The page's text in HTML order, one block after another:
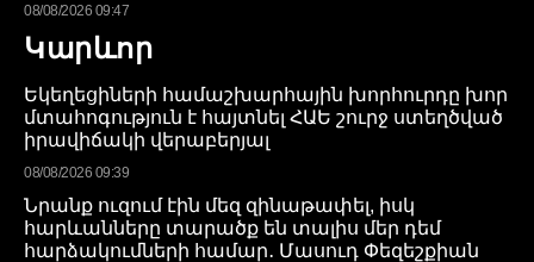
08/08/2026 09:47
Կարևոր
Եկեղեցիների համաշխարհային խորհուրդը խոր
մտահոգություն է հայտնել ՀԱԵ շուրջ ստեղծված
իրավիճակի վերաբերյալ
08/08/2026 09:39
Նրանք ուզում էին մեզ զինաթափել, իսկ
հարևանները տարածք են տալիս մեր դեմ
հարձակումների համար․ Մասուդ Փեզեշքիան